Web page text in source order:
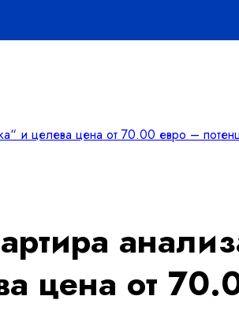
и целева цена от 70.00 евро –
цена от